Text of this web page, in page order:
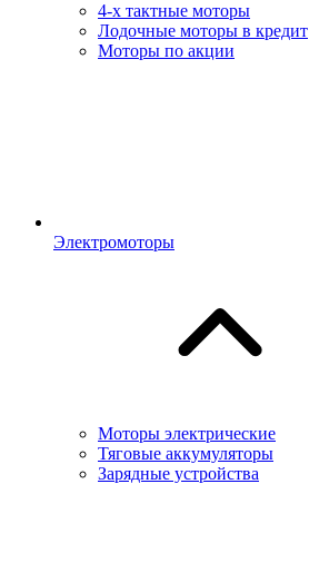
4-х тактные моторы
Лодочные моторы в кредит
Моторы по акции
Электромоторы
Моторы электрические
Тяговые аккумуляторы
Зарядные устройства